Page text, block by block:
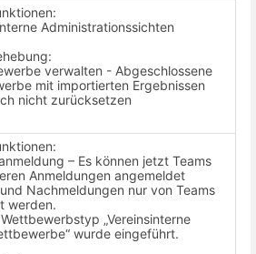
Administrationssichten
verwalten - Abgeschlossene
mit importierten Ergebnissen
nicht zurücksetzen
– Es können jetzt Teams
Anmeldungen angemeldet
Nachmeldungen nur von Teams
werden.
„Vereinsinterne
wurde eingeführt.